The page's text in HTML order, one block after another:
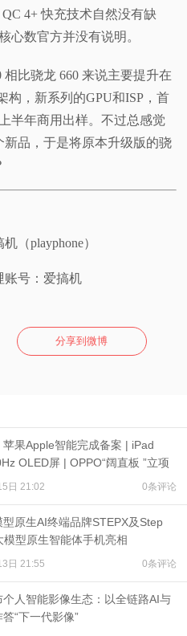
4+ 快充技术自然没有缺
心数官方并没有说明。
比骁龙 660 来说主要提升在
构，新系列的GPU和ISP，首
半年商用出样。不过总感觉
品，于是将原本升级版的骁
（playphone）
账号：爱搞机
分享到微博
果Apple智能完成备案 | iPad
OLED屏 | OPPO“阔直板 ”立项
日 21:02 0条评论
型原生AI终端品牌STEPX及Step
模型原生智能体手机亮相
日 21:55 0条评论
人智能影像生态：以全链路AI与
“下一代影像”